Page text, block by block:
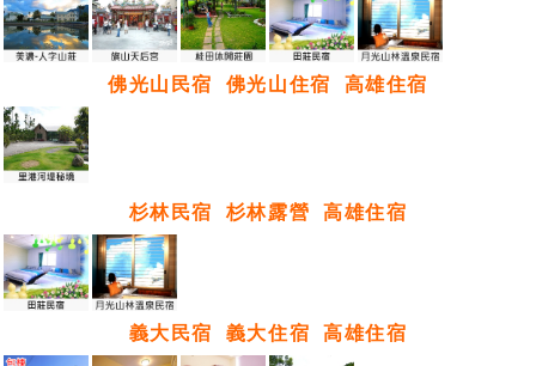
佛光山民宿 佛光山住宿 高雄住宿
杉林民宿 杉林露營 高雄住宿
義大民宿 義大住宿 高雄住宿